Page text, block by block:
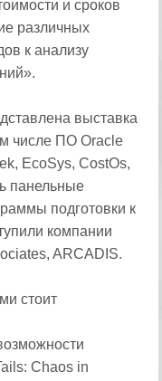
и сроков
различных
к анализу
выставка
числе ПО Oracle
EcoSys, CostOs,
панельные
подготовки к
компании
ARCADIS.
стоит
Chaos in